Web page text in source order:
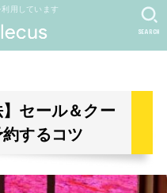
用しています
SEARCH
】セール＆クー
するコツ